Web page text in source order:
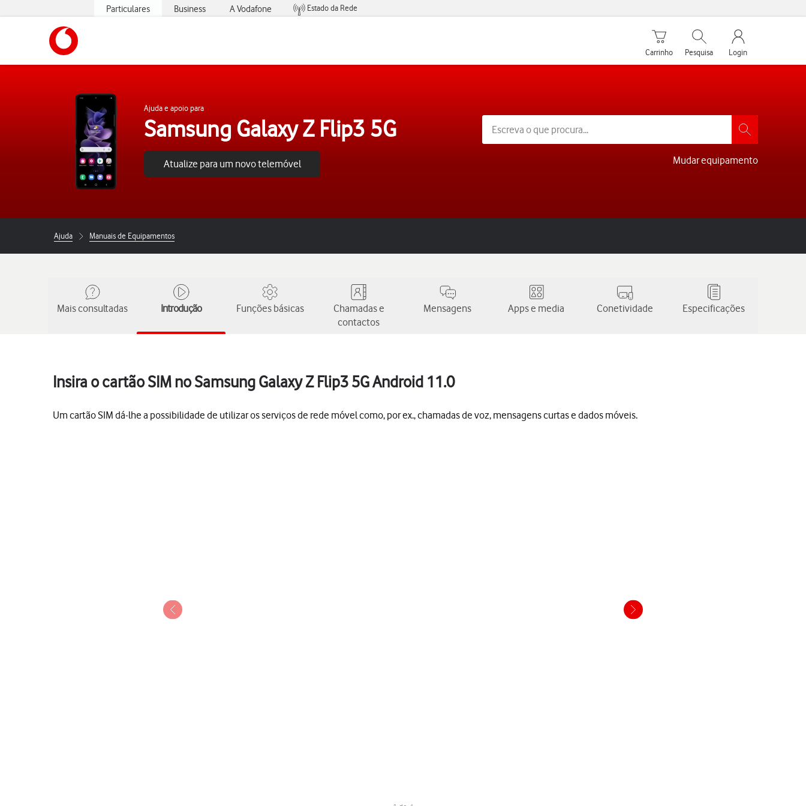
Particulares Business A Vodafone
Estado da Rede
Carrinho de compras
Carrinho
Pesquisar
Pesquisa
My Vodafone
Login
Ajuda e apoio para
Samsung Galaxy Z Flip3 5G
Atualize para um novo telemóvel Mudar equipamento
Ajuda Manuais de Equipamentos
Mais consultadas Introdução Funções básicas
Chamadas e
contactos
Mensagens Apps e media Conetividade Especificações
Insira o cartão SIM no Samsung Galaxy Z Flip3 5G Android 11.0
Um cartão SIM dá-lhe a possibilidade de utilizar os serviços de rede móvel como, por ex., chamadas de voz, mensagens curtas e dados móveis.